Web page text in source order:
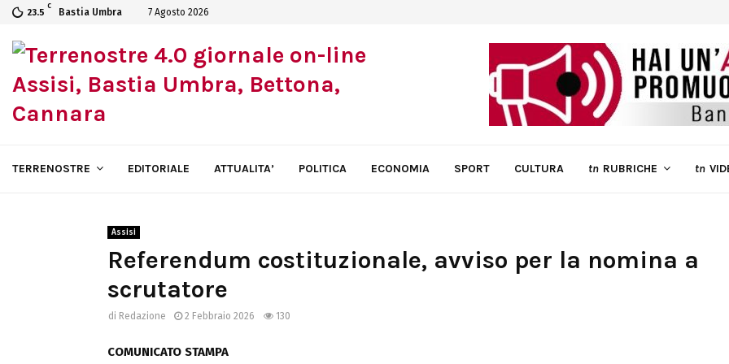
23.5
C
Bastia Umbra 7 Agosto 2026
TERRENOSTRE EDITORIALE ATTUALITA’ POLITICA ECONOMIA SPORT CULTURA tn RUBRICHE tn
Assisi
Referendum costituzionale, avviso per la nomina a
scrutatore
di Redazione 2 Febbraio 2026 130
COMUNICATO STAMPA